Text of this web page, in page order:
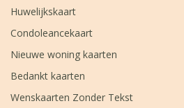
Huwelijkskaart
Condoleancekaart
Nieuwe woning kaarten
Bedankt kaarten
Wenskaarten Zonder Tekst